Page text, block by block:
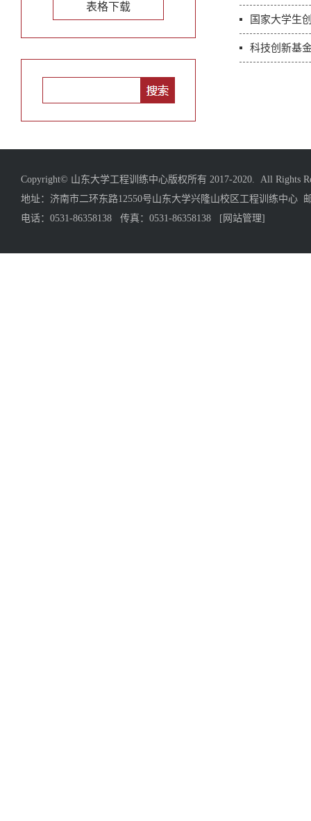
表格下载
国家大学生
科技创新基
Copyright© 山东大学工程训练中心版权所有 2017-2020. All Rights
地址：济南市二环东路12550号山东大学兴隆山校区工程训练中心
电话：0531-86358138 传真：0531-86358138
[网站管理]